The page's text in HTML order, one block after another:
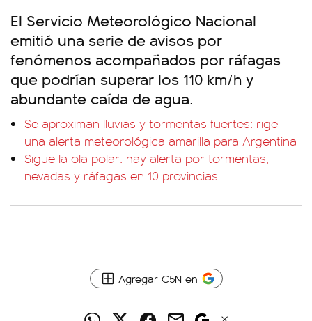
El Servicio Meteorológico Nacional
emitió una serie de avisos por
fenómenos acompañados por ráfagas
que podrían superar los 110 km/h y
abundante caída de agua.
Se aproximan lluvias y tormentas fuertes: rige
una alerta meteorológica amarilla para Argentina
Sigue la ola polar: hay alerta por tormentas,
nevadas y ráfagas en 10 provincias
Agregar C5N en